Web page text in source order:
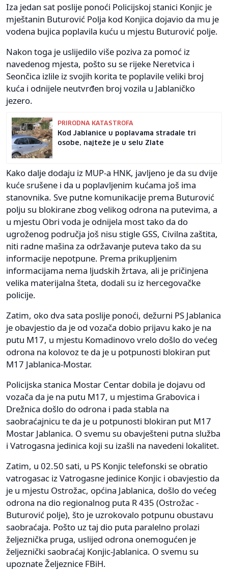
Iza jedan sat poslije ponoći Policijskoj stanici Konjic je
mještanin Buturović Polja kod Konjica dojavio da mu je
vodena bujica poplavila kuću u mjestu Buturović polje.
Nakon toga je uslijedilo više poziva za pomoć iz
navedenog mjesta, pošto su se rijeke Neretvica i
Seončica izlile iz svojih korita te poplavile veliki broj
kuća i odnijele neutvrđen broj vozila u Jablaničko
jezero.
PRIRODNA KATASTROFA
Kod Jablanice u poplavama stradale tri
osobe, najteže je u selu Zlate
Kako dalje dodaju iz MUP-a HNK, javljeno je da su dvije
kuće srušene i da u poplavljenim kućama još ima
stanovnika. Sve putne komunikacije prema Buturović
polju su blokirane zbog velikog odrona na putevima, a
u mjestu Obri voda je odnijela most tako da do
ugroženog područja još nisu stigle GSS, Civilna zaštita,
niti radne mašina za održavanje puteva tako da su
informacije nepotpune. Prema prikupljenim
informacijama nema ljudskih žrtava, ali je pričinjena
velika materijalna šteta, dodali su iz hercegovačke
policije.
Zatim, oko dva sata poslije ponoći, dežurni PS Jablanica
je obavjestio da je od vozača dobio prijavu kako je na
putu M17, u mjestu Komadinovo vrelo došlo do većeg
odrona na kolovoz te da je u potpunosti blokiran put
M17 Jablanica-Mostar.
Policijska stanica Mostar Centar dobila je dojavu od
vozača da je na putu M17, u mjestima Grabovica i
Drežnica došlo do odrona i pada stabla na
saobraćajnicu te da je u potpunosti blokiran put M17
Mostar Jablanica. O svemu su obavješteni putna služba
i Vatrogasna jedinica koji su izašli na navedeni lokalitet.
Zatim, u 02.50 sati, u PS Konjic telefonski se obratio
vatrogasac iz Vatrogasne jedinice Konjic i obavjestio da
je u mjestu Ostrožac, općina Jablanica, došlo do većeg
odrona na dio regionalnog puta R 435 (Ostrožac -
Buturović polje), što je uzrokovalo potpunu obustavu
saobraćaja. Pošto uz taj dio puta paralelno prolazi
željeznička pruga, uslijed odrona onemogućen je
željeznički saobraćaj Konjic-Jablanica. O svemu su
upoznate Željeznice FBiH.